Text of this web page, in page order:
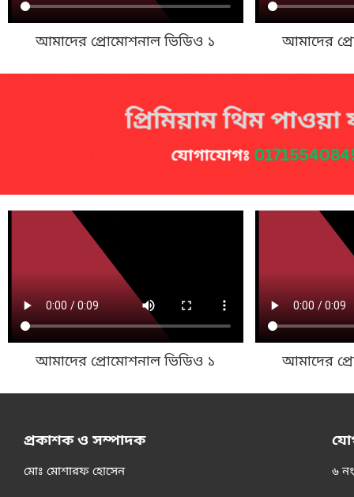
আমাদের প্রোমোশনাল ভিডিও ১ আমাদের
আমাদের প্রোমোশনাল ভিডিও ১ আমাদের
প্রকাশক ও সম্পাদক
মোঃ মোশারফ হোসেন ৬